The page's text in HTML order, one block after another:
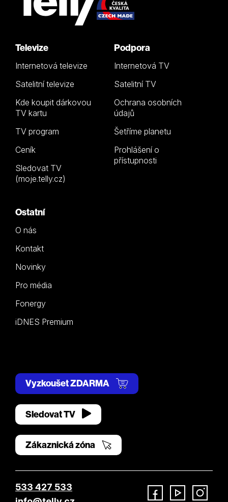
Televize
Internetová televize
Satelitní televize
Kde koupit dárkovou
TV kartu
TV program
Ceník
Sledovat TV
(moje.telly.cz)
Podpora
Internetová TV
Satelitní TV
Ochrana osobních
údajů
Šetříme planetu
Prohlášení o
přístupnosti
Ostatní
O nás
Kontakt
Novinky
Pro média
Fonergy
iDNES Premium
Vyzkoušet ZDARMA
Sledovat TV
Zákaznická zóna
533 427 533